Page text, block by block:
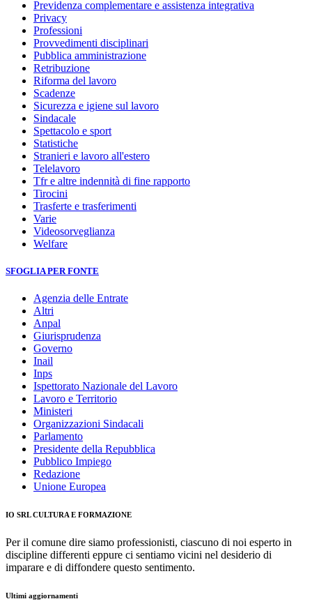
Previdenza complementare e assistenza integrativa
Privacy
Professioni
Provvedimenti disciplinari
Pubblica amministrazione
Retribuzione
Riforma del lavoro
Scadenze
Sicurezza e igiene sul lavoro
Sindacale
Spettacolo e sport
Statistiche
Stranieri e lavoro all'estero
Telelavoro
Tfr e altre indennità di fine rapporto
Tirocini
Trasferte e trasferimenti
Varie
Videosorveglianza
Welfare
SFOGLIA PER FONTE
Agenzia delle Entrate
Altri
Anpal
Giurisprudenza
Governo
Inail
Inps
Ispettorato Nazionale del Lavoro
Lavoro e Territorio
Ministeri
Organizzazioni Sindacali
Parlamento
Presidente della Repubblica
Pubblico Impiego
Redazione
Unione Europea
IO SRL CULTURA E FORMAZIONE
Per il comune dire siamo professionisti, ciascuno di noi esperto in
discipline differenti eppure ci sentiamo vicini nel desiderio di
imparare e di diffondere questo sentimento.
Ultimi aggiornamenti